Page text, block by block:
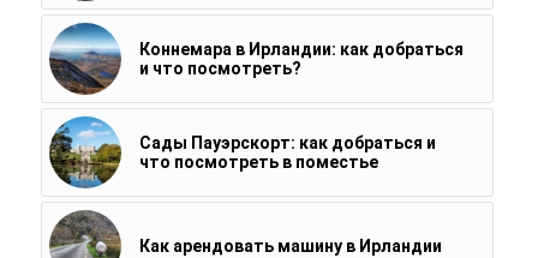
Коннемара в Ирландии: как добраться
и что посмотреть?
Сады Пауэрскорт: как добраться и
что посмотреть в поместье
Как арендовать машину в Ирландии